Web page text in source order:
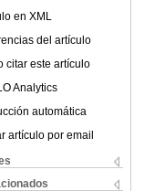
en XML
del artículo
citar este artículo
Analytics
automática
artículo por email